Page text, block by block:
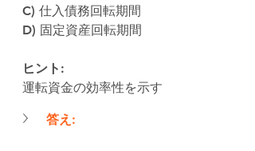
C) 仕入債務回転期間
D) 固定資産回転期間
ヒント:
運転資金の効率性を示す
答え: